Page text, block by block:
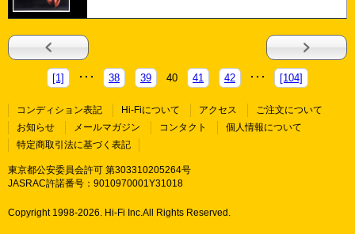
[1] 38 39 40 41 42 [104]
コンディション表記 Hi-Fiについて アクセス
ご注文について
お知らせ
メールマガジン コンタクト
個人情報について
特定商取引法に基づく表記
東京都公安委員会許可 第303310205264号
JASRAC許諾番号：9010970001Y31018
Copyright 1998-2026. Hi-Fi Inc.All Rights Reserved.